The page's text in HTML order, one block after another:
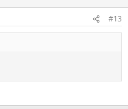
#13